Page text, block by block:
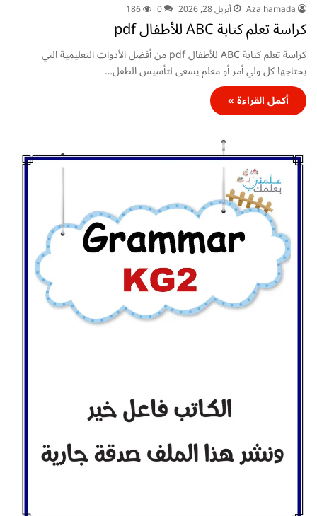
Aza hamada أبريل 28, 2026 0
186
كراسة تعلم كتابة ABC للأطفال pdf
كراسة تعلم كتابة ABC للأطفال pdf من أفضل الأدوات التعليمية التي
يحتاجها كل ولي أمر أو معلم يسعى لتأسيس الطفل…
أكمل القراءة »